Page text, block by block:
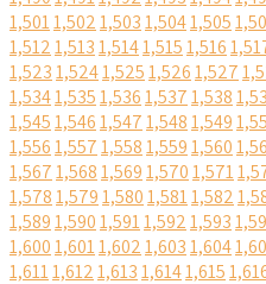
1,5011,5021,5031,5041,505
1,5121,5131,5141,5151,516
1,5231,5241,5251,5261,527
1,5341,5351,5361,5371,538
1,5451,5461,5471,5481,549
1,5561,5571,5581,5591,560
1,5671,5681,5691,5701,571
1,5781,5791,5801,5811,582
1,5891,5901,5911,5921,593
1,6001,6011,6021,6031,604
1,6111,6121,6131,6141,615